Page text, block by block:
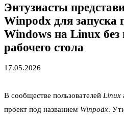
Энтузиасты
Winpodx для запуска
Windows на Linux без
рабочего стола
17.05.2026
В сообществе пользователей Linux
проект под названием Winpodx.